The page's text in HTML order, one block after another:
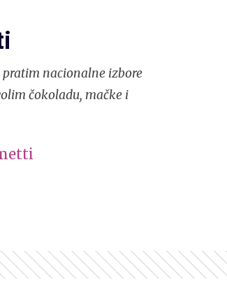
nacionalne izbore
čokoladu, mačke i